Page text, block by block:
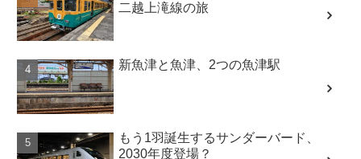
二越上滝線の旅
新魚津と魚津、2つの魚津駅
もう1羽誕生するサンダーバード、
2030年度登場？